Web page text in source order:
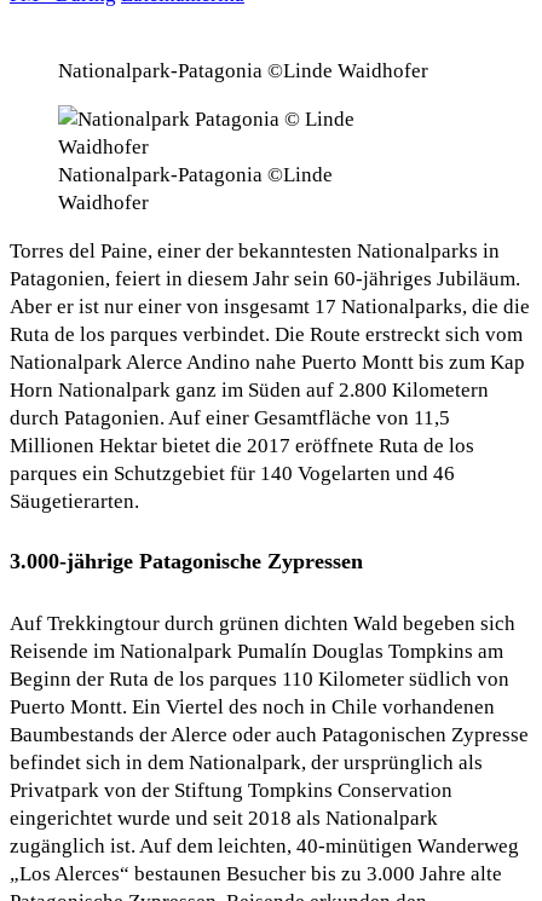
Nationalpark-Patagonia ©Linde Waidhofer
Nationalpark-Patagonia ©Linde
Waidhofer
Torres del Paine, einer der bekanntesten Nationalparks in
Patagonien, feiert in diesem Jahr sein 60-jähriges Jubiläum.
Aber er ist nur einer von insgesamt 17 Nationalparks, die die
Ruta de los parques verbindet. Die Route erstreckt sich vom
Nationalpark Alerce Andino nahe Puerto Montt bis zum Kap
Horn Nationalpark ganz im Süden auf 2.800 Kilometern
durch Patagonien. Auf einer Gesamtfläche von 11,5
Millionen Hektar bietet die 2017 eröffnete Ruta de los
parques ein Schutzgebiet für 140 Vogelarten und 46
Säugetierarten.
3.000-jährige Patagonische Zypressen
Auf Trekkingtour durch grünen dichten Wald begeben sich
Reisende im Nationalpark Pumalín Douglas Tompkins am
Beginn der Ruta de los parques 110 Kilometer südlich von
Puerto Montt. Ein Viertel des noch in Chile vorhandenen
Baumbestands der Alerce oder auch Patagonischen Zypresse
befindet sich in dem Nationalpark, der ursprünglich als
Privatpark von der Stiftung Tompkins Conservation
eingerichtet wurde und seit 2018 als Nationalpark
zugänglich ist. Auf dem leichten, 40-minütigen Wanderweg
„Los Alerces“ bestaunen Besucher bis zu 3.000 Jahre alte